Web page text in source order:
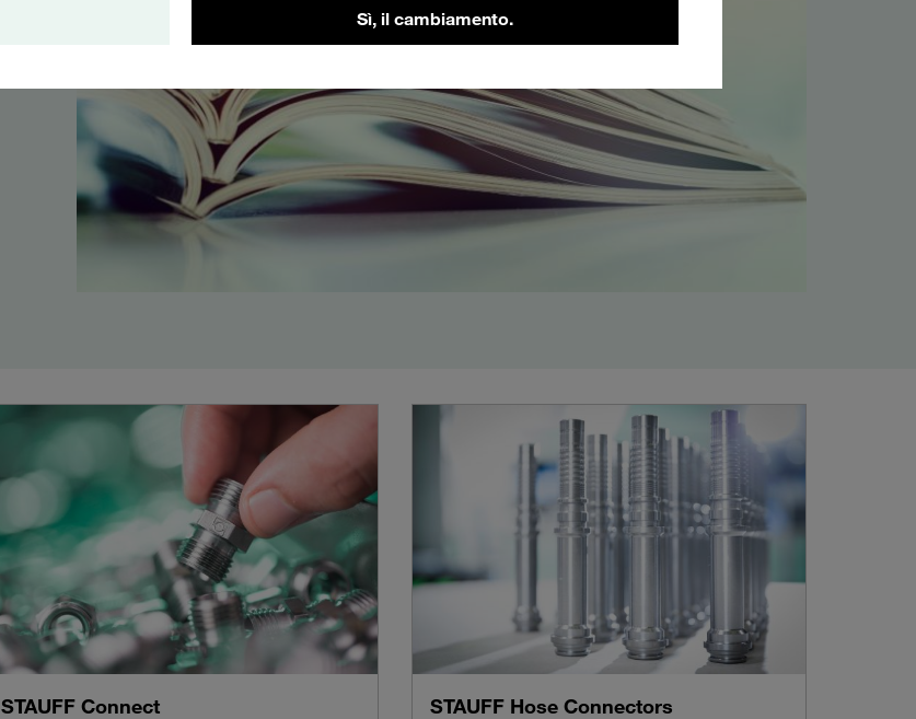
Sì, il cambiamento.
STAUFF Connect STAUFF Hose Connectors